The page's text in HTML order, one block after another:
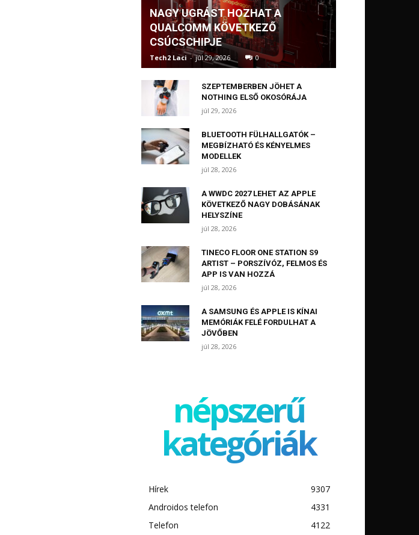
NAGY UGRÁST HOZHAT A
QUALCOMM KÖVETKEZŐ
CSÚCSCHIPJE
Tech2 Laci - júl 29, 2026 0
SZEPTEMBERBEN JÖHET A
NOTHING ELSŐ OKOSÓRÁJA
júl 29, 2026
BLUETOOTH FÜLHALLGATÓK –
MEGBÍZHATÓ ÉS KÉNYELMES
MODELLEK
júl 28, 2026
A WWDC 2027 LEHET AZ APPLE
KÖVETKEZŐ NAGY DOBÁSÁNAK
HELYSZÍNE
júl 28, 2026
TINECO FLOOR ONE STATION S9
ARTIST – PORSZÍVÓZ, FELMOS ÉS
APP IS VAN HOZZÁ
júl 28, 2026
A SAMSUNG ÉS APPLE IS KÍNAI
MEMÓRIÁK FELÉ FORDULHAT A
JÖVŐBEN
júl 28, 2026
népszerű
kategóriák
Hírek
9307
Androidos telefon
4331
Telefon
4122